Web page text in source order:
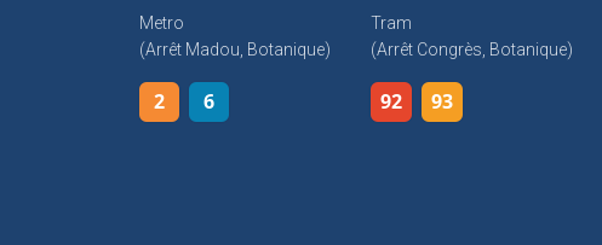
Metro
(arrêt Madou, Botanique)
2 6
Tram
(arrêt Congrès, Botanique)
92 93